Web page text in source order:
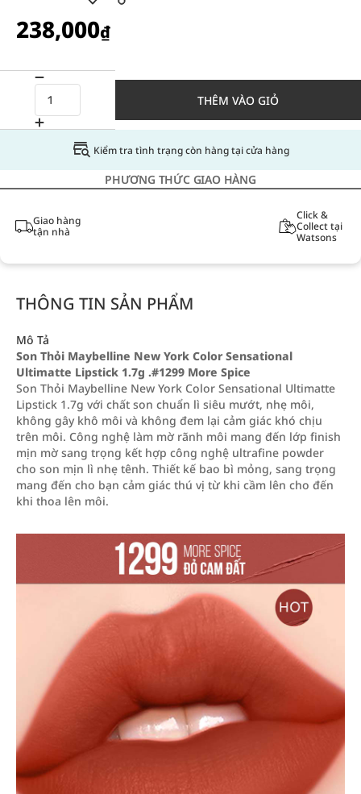
238,000₫
THÊM VÀO GIỎ
Kiểm tra tình trạng còn hàng tại cửa hàng
PHƯƠNG THỨC GIAO HÀNG
Giao hàng
tận nhà
Click &
Collect tại
Watsons
THÔNG TIN SẢN PHẨM
Mô Tả
Son Thỏi Maybelline New York Color Sensational
Ultimatte Lipstick 1.7g .#1299 More Spice
Son Thỏi Maybelline New York Color Sensational Ultimatte
Lipstick 1.7g với chất son chuẩn lì siêu mướt, nhẹ môi,
không gây khô môi và không đem lại cảm giác khó chịu
trên môi. Công nghệ làm mờ rãnh môi mang đến lớp finish
mịn mờ sang trọng kết hợp công nghệ ultrafine powder
cho son mịn lì nhẹ tênh. Thiết kế bao bì mỏng, sang trọng
mang đến cho bạn cảm giác thú vị từ khi cầm lên cho đến
khi thoa lên môi.